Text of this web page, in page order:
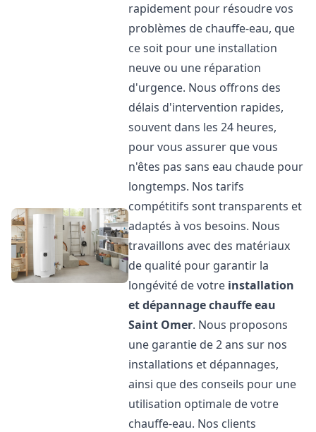
rapidement pour résoudre vos
problèmes de chauffe-eau, que
ce soit pour une installation
neuve ou une réparation
d'urgence. Nous offrons des
délais d'intervention rapides,
souvent dans les 24 heures,
pour vous assurer que vous
n'êtes pas sans eau chaude pour
longtemps. Nos tarifs
compétitifs sont transparents et
adaptés à vos besoins. Nous
travaillons avec des matériaux
de qualité pour garantir la
longévité de votre installation
et dépannage chauffe eau
Saint Omer. Nous proposons
une garantie de 2 ans sur nos
installations et dépannages,
ainsi que des conseils pour une
utilisation optimale de votre
chauffe-eau. Nos clients